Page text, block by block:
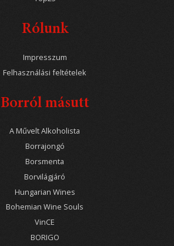
Rólunk
Impresszum
Felhasználási feltételek
Borról másutt
A Művelt Alkoholista
Borrajongó
Borsmenta
Borvilágjáró
Hungarian Wines
Bohemian Wine Souls
VinCE
BORIGO